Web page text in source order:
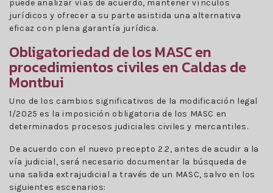
puede analizar vías de acuerdo, mantener vínculos
jurídicos y ofrecer a su parte asistida una alternativa
eficaz con plena garantía jurídica.
Obligatoriedad de los MASC en
procedimientos civiles en Caldas de
Montbui
Uno de los cambios significativos de la modificación legal
1/2025 es la imposición obligatoria de los MASC en
determinados procesos judiciales civiles y mercantiles.
De acuerdo con el nuevo precepto 2.2, antes de acudir a la
vía judicial, será necesario documentar la búsqueda de
una salida extrajudicial a través de un MASC, salvo en los
siguientes escenarios: